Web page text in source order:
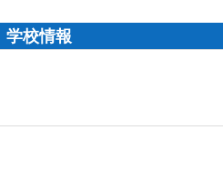
学校情報